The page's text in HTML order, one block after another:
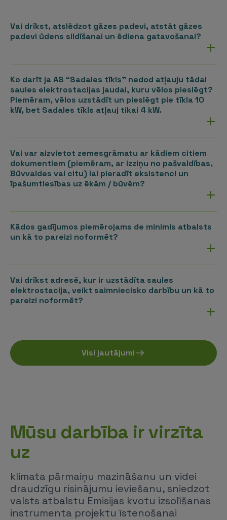
Vai drīkst, atslēdzot gāzes padevi, atstāt gāzes
padevi ūdens sildīšanai un ēdiena gatavošanai?
Ko darīt ja AS “Sadales tīkls” nedod atļauju tādai
saules elektrostacijas jaudai, kuru vēlos pieslēgt?
Piemēram, vēlos uzstādīt un pieslēgt pie tīkla 10
kW, bet Sadales tīkls atļauj tikai 4 kW.
Vai var aizvietot zemesgrāmatu ar kādiem citiem
dokumentiem (piemēram, ar izziņu no pašvaldības,
Būvvaldes vai citu) lai pieradīt eksistenci un
īpašumtiesības uz ēkām / būvēm?
Kādos gadījumos piemērojams de minimis atbalsts
un kā to pareizi noformēt?
Vai drīkst adresē, kur ir uzstādīta saules
elektrostacija, veikt saimniecisko darbību un kā to
pareizi noformēt?
Visi jautājumi
Mūsu darbība ir virzīta
uz
klimata pārmaiņu mazināšanu un videi
draudzīgu risinājumu ieviešanu, sniedzot
valsts atbalstu Emisijas kvotu izsolīšanas
instrumenta projektu īstenošanai